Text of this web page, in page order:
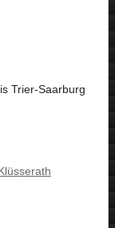
Trier-Saarburg